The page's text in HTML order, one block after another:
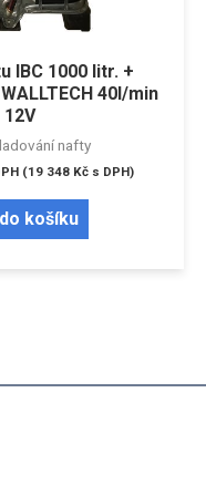
IBC 1000 litr. +
40l/min
12V
nafty
(19 348 Kč s DPH)
košíku